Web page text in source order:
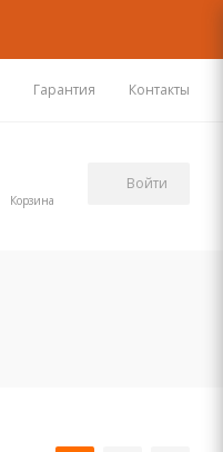
Гарантия Контакты
Корзина
Войти